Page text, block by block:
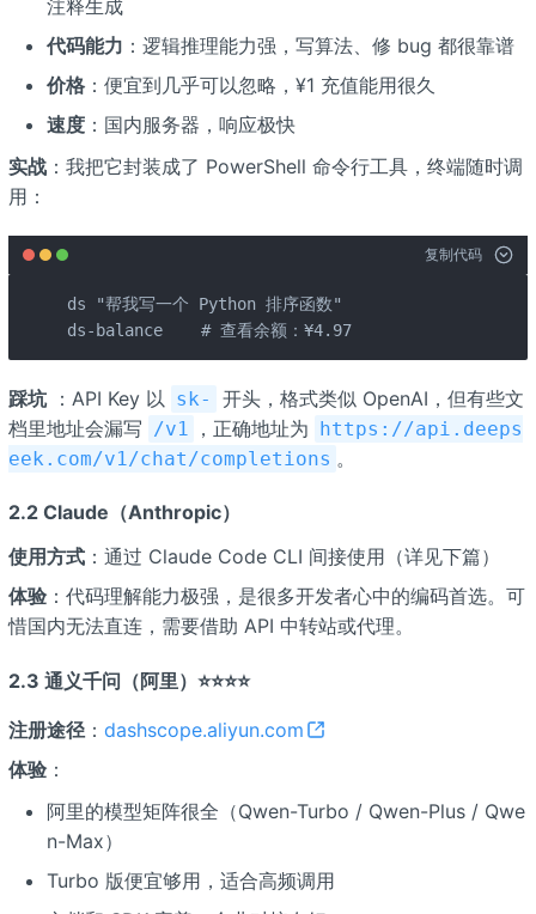
注释生成
代码能力 ：逻辑推理能力强，写算法、修 bug 都很靠谱
价格：便宜到几乎可以忽略，¥1 充值能用很久
速度：国内服务器，响应极快
实战：我把它封装成了 PowerShell 命令行工具，终端随时调
用：
复制代码
ds "帮我写一个 Python 排序函数"
ds-balance    # 查看余额：¥4.97
踩坑：API Key 以 sk-
开头，格式类似 OpenAI，但有些文
档里地址会漏写
/v1 ，正确地址为 https://api.deeps
eek.com/v1/chat/completions 。
2.2 Claude（Anthropic）
使用方式：通过 Claude Code CLI 间接使用（详见下篇）
体验：代码理解能力极强，是很多开发者心中的编码首选。可
惜国内无法直连，需要借助 API 中转站或代理。
2.3 通义千问（阿里）⭐⭐⭐⭐
注册途径： dashscope.aliyun.com
体验：
阿里的模型矩阵很全（Qwen-Turbo / Qwen-Plus / Qwe
n-Max）
Turbo 版便宜够用，适合高频调用